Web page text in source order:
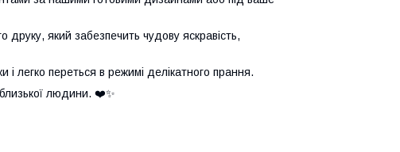
який забезпечить чудову яскравість,
і легко переться в режимі делікатного прання.
людини. ❤️✨